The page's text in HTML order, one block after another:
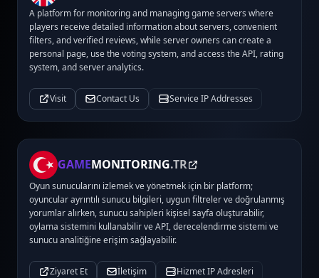
A platform for monitoring and managing game servers where
players receive detailed information about servers, convenient
filters, and verified reviews, while server owners can create a
personal page, use the voting system, and access the API, rating
system, and server analytics.
Visit Contact Us Service IP Addresses
GAMEMONITORING.TR
Oyun sunucularını izlemek ve yönetmek için bir platform;
oyuncular ayrıntılı sunucu bilgileri, uygun filtreler ve doğrulanmış
yorumlar alırken, sunucu sahipleri kişisel sayfa oluşturabilir,
oylama sistemini kullanabilir ve API, derecelendirme sistemi ve
sunucu analitiğine erişim sağlayabilir.
Ziyaret Et İletişim Hizmet IP Adresleri